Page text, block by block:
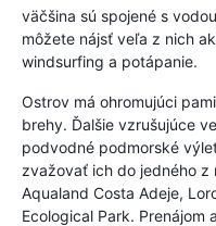
väčšina sú spojené s
môžete nájsť veľa z nich
windsurfing a potápanie.
Ostrov má ohromujúci
brehy. Ďalšie vzrušujúce
podvodné podmorské
zvažovať ich do jedného
Aqualand Costa Adeje,
Ecological Park. Prenájom